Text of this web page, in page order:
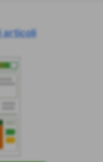
articoli